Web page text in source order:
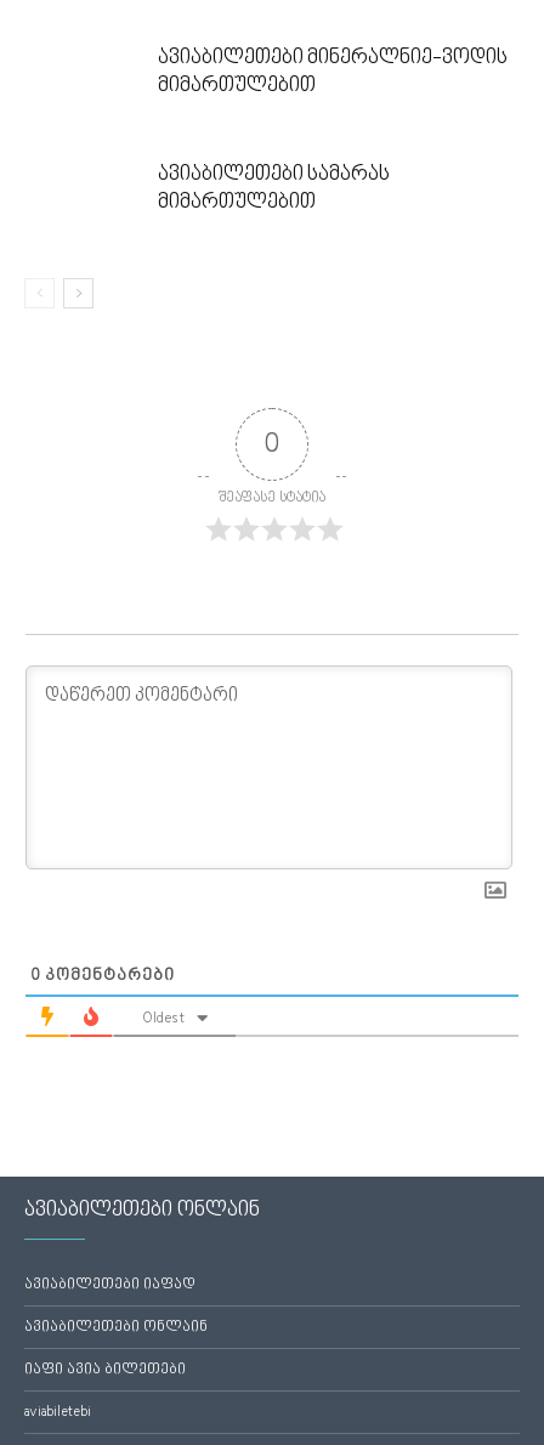
ავიაბილეთები მინერალნიე-ვოდის
მიმართულებით
ავიაბილეთები სამარას
მიმართულებით
0
შეაფასე სტატია
0 ᲙᲝᲛᲔᲜᲢᲐᲠᲔᲑᲘ
Oldest
ავიაბილეთები ონლაინ
ავიაბილეთები იაფად
ავიაბილეთები ონლაინ
იაფი ავია ბილეთები
aviabiletebi